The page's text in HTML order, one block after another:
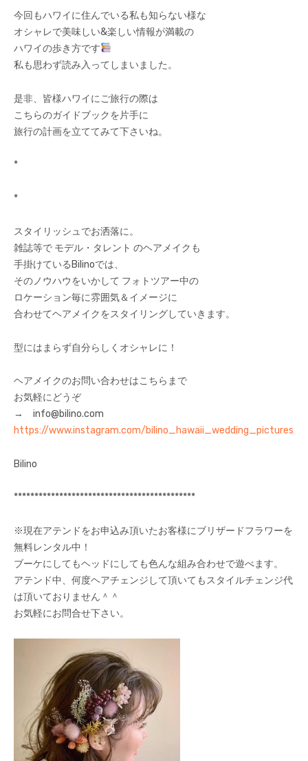
今回もハワイに住んでいる私も知らない様な
オシャレで美味しい&楽しい情報が満載の
ハワイの歩き方です
私も思わず読み入ってしまいました。
是非、皆様ハワイにご旅行の際は
こちらのガイドブックを片手に
旅行の計画を立ててみて下さいね。
*
*
スタイリッシュでお洒落に。
雑誌等で モデル・タレント のヘアメイクも
手掛けているBilinoでは、
そのノウハウをいかして フォトツアー中の
ロケーション毎に雰囲気＆イメージに
合わせてヘアメイクをスタイリングしていきます。
型にはまらず自分らしくオシャレに！
ヘアメイクのお問い合わせはこちらまで
お気軽にどうぞ
→ info@bilino.com
https://www.instagram.com/bilino_hawaii_wedding_pictures/
Bilino
********************************************
※現在アテンドをお申込み頂いたお客様にブリザードフラワーを
無料レンタル中！
ブーケにしてもヘッドにしても色んな組み合わせで遊べます。
アテンド中、何度ヘアチェンジして頂いてもスタイルチェンジ代
は頂いておりません＾＾
お気軽にお問合せ下さい。